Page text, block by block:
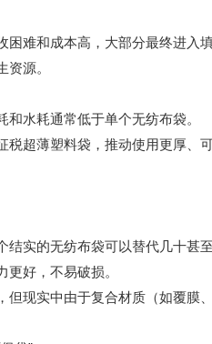
困难和成本高，大部分最终进入填
源。
和水耗通常低于单个无纺布袋。
税超薄塑料袋，推动使用更厚、
实的无纺布袋可以替代几十甚
好，不易破损。
但现实中由于复合材质（如覆膜